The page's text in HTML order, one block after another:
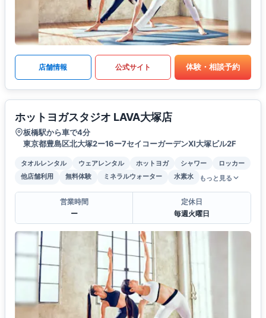
店舗情報 公式サイト 体験・相談予約
ホットヨガスタジオ LAVA大塚店
板橋駅から車で4分
東京都豊島区北大塚2ー16ー7セイコーガーデンXI大塚ビル2F
タオルレンタル ウェアレンタル ホットヨガ シャワー
ロッカー
他店舗利用
無料体験 ミネラルウォーター 水素水 もっと見る
営業時間
ー
定休日
毎週火曜日